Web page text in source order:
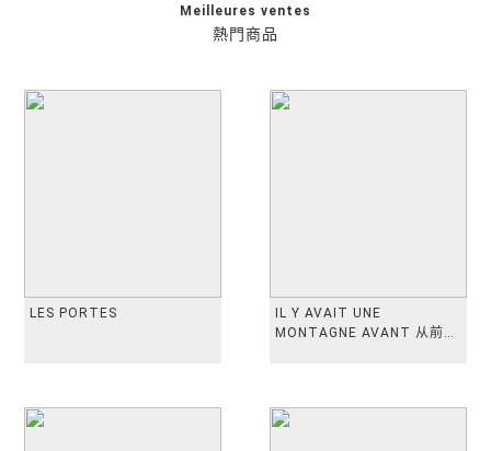
熱門商品
Meilleures ventes
LES PORTES
IL Y AVAIT UNE
MONTAGNE AVANT 从前有